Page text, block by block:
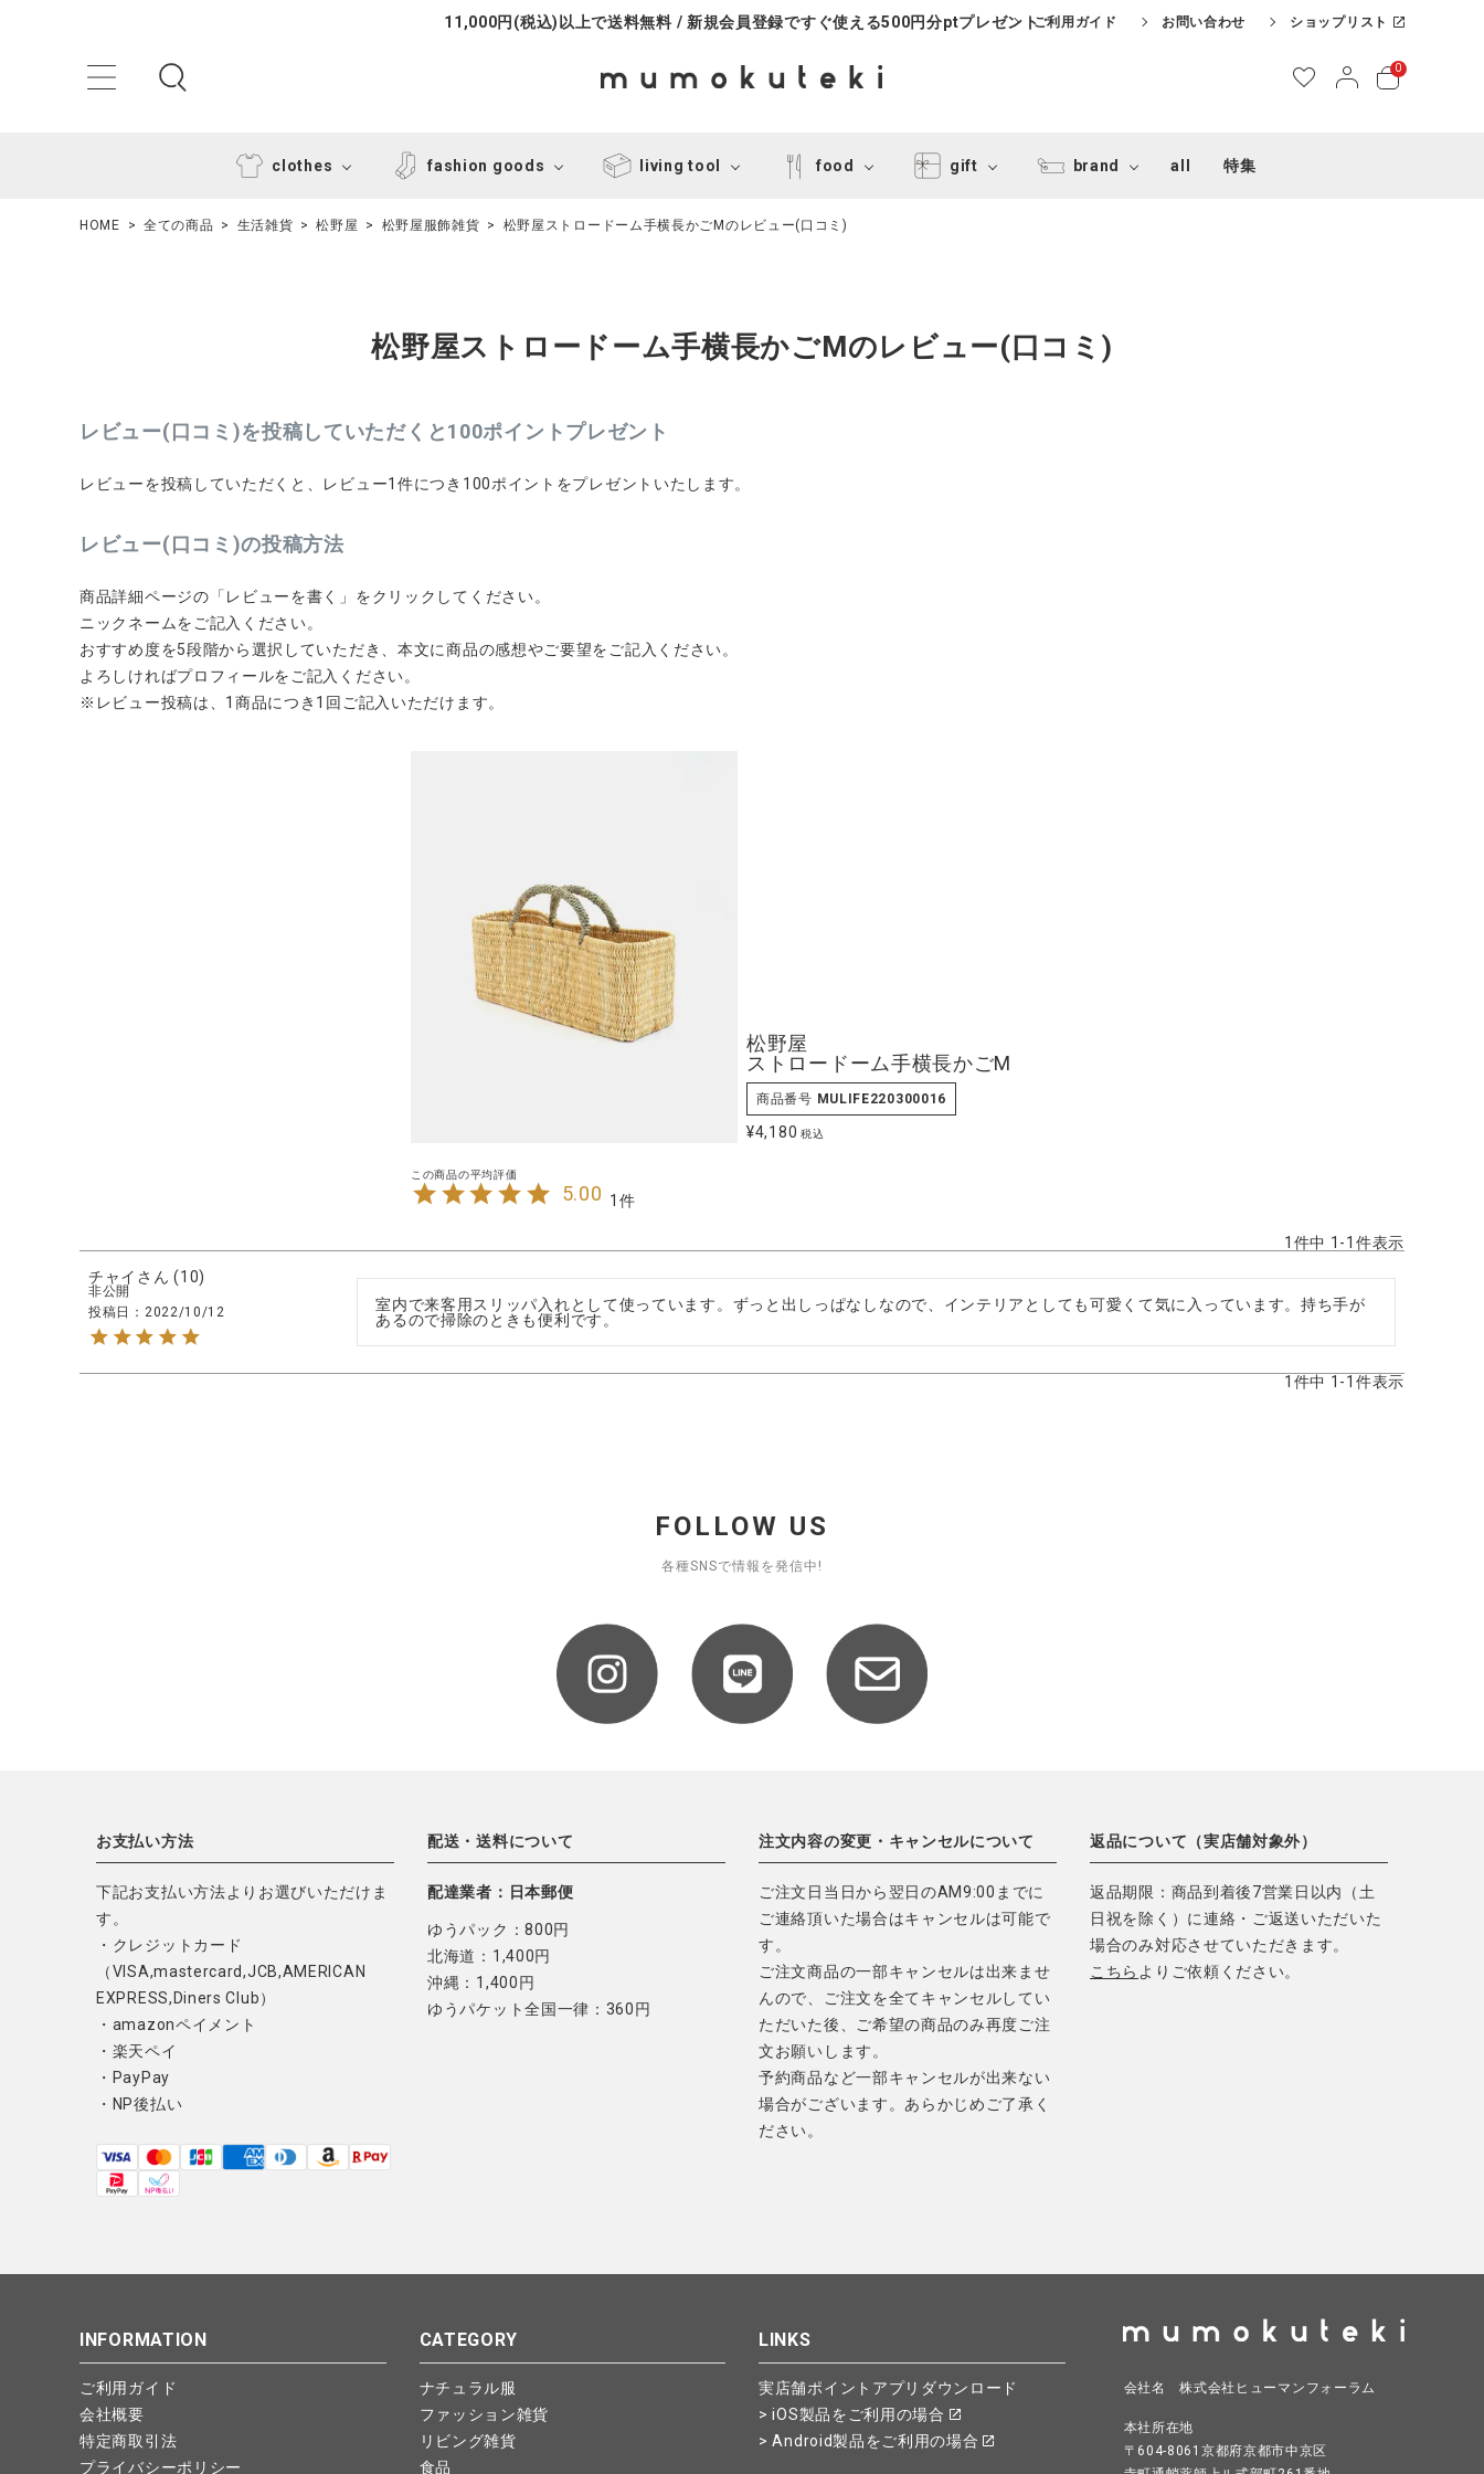
11,000円(税込)以上で送料無料 / 新規会員登録ですぐ使える500円分ptプレゼントご利用ガイド お問い合わせ ショップリスト
0
clothes fashion goods living tool food gift brand all 特集
ようこそ ゲスト 様
ログイン 新規会員登録
CATEGORY
ナチュラル服
ショップリスト
HOME 全ての商品 生活雑貨 松野屋 松野屋服飾雑貨 松野屋ストロードーム手横長かごMのレビュー(口コミ)
松野屋ストロードーム手横長かごMのレビュー(口コミ)
レビュー(口コミ)を投稿していただくと100ポイントプレゼント
レビューを投稿していただくと、レビュー1件につき100ポイントをプレゼントいたします。
レビュー(口コミ)の投稿方法
商品詳細ページの「レビューを書く」をクリックしてください。
ニックネームをご記入ください。
おすすめ度を5段階から選択していただき、本文に商品の感想やご要望をご記入ください。
よろしければプロフィールをご記入ください。
※レビュー投稿は、1商品につき1回ご記入いただけます。
松野屋
ストロードーム手横長かごM
商品番号 MULIFE220300016
¥4,180 税込
5.00 1
1 件中 1 -1 件表示
チャイ
10
非公開
投稿日
2022/10/12
室内で来客用スリッパ入れとして使っています。ずっと出しっぱなしなので、インテリアとしても可愛くて気に入っています。持ち手が
あるので掃除のときも便利です。
1 件中 1 -1 件表示
FOLLOW US
各種SNSで情報を発信中!
お支払い方法
下記お支払い方法よりお選びいただけま
す。
・クレジットカード
（VISA,mastercard,JCB,AMERICAN
EXPRESS,Diners Club）
・amazonペイメント
・楽天ペイ
・PayPay
・NP後払い
配送・送料について
配達業者：日本郵便
ゆうパック：800円
北海道：1,400円
沖縄：1,400円
ゆうパケット全国一律：360円
注文内容の変更・キャンセルについて
ご注文日当日から翌日のAM9:00までに
ご連絡頂いた場合はキャンセルは可能で
す。
ご注文商品の一部キャンセルは出来ませ
んので、ご注文を全てキャンセルしてい
ただいた後、ご希望の商品のみ再度ご注
文お願いします。
予約商品など一部キャンセルが出来ない
場合がございます。あらかじめご了承く
ださい。
返品について（実店舗対象外）
返品期限：商品到着後7営業日以内（土
日祝を除く）に連絡・ご返送いただいた
場合のみ対応させていただきます。
こちら よりご依頼ください。
INFORMATION
ご利用ガイド
会社概要
特定商取引法
プライバシーポリシー
CATEGORY
ナチュラル服
ファッション雑貨
リビング雑貨
食品
LINKS
実店舗ポイントアプリダウンロード
> iOS製品をご利用の場合
> Android製品をご利用の場合
会社名 株式会社ヒューマンフォーラム
本社所在地
〒604-8061京都府京都市中京区